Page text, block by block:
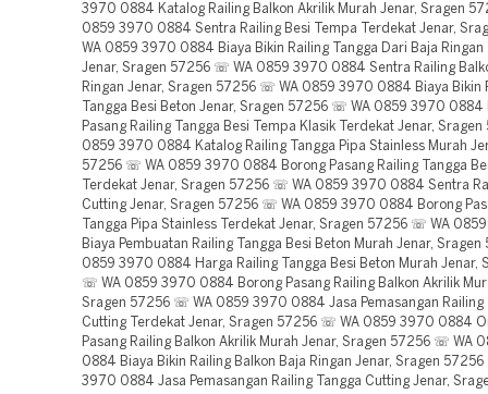
3970 0884 Katalog Railing Balkon Akrilik Murah Jenar, Sragen
0859 3970 0884 Sentra Railing Besi Tempa Terdekat Jenar,
WA 0859 3970 0884 Biaya Bikin Railing Tangga Dari Baja Ringan
Jenar, Sragen 57256 ☏ WA 0859 3970 0884 Sentra Railing
Ringan Jenar, Sragen 57256 ☏ WA 0859 3970 0884 Biaya Bikin
Tangga Besi Beton Jenar, Sragen 57256 ☏ WA 0859 3970 0884
Pasang Railing Tangga Besi Tempa Klasik Terdekat Jenar,
0859 3970 0884 Katalog Railing Tangga Pipa Stainless Murah
57256 ☏ WA 0859 3970 0884 Borong Pasang Railing Tangga
Terdekat Jenar, Sragen 57256 ☏ WA 0859 3970 0884 Sentra
Cutting Jenar, Sragen 57256 ☏ WA 0859 3970 0884 Borong
Tangga Pipa Stainless Terdekat Jenar, Sragen 57256 ☏ WA
Biaya Pembuatan Railing Tangga Besi Beton Murah Jenar,
0859 3970 0884 Harga Railing Tangga Besi Beton Murah Jenar,
☏ WA 0859 3970 0884 Borong Pasang Railing Balkon Akrilik
Sragen 57256 ☏ WA 0859 3970 0884 Jasa Pemasangan Railing
Cutting Terdekat Jenar, Sragen 57256 ☏ WA 0859 3970 0884
Pasang Railing Balkon Akrilik Murah Jenar, Sragen 57256 ☏ WA
0884 Biaya Bikin Railing Balkon Baja Ringan Jenar, Sragen
3970 0884 Jasa Pemasangan Railing Tangga Cutting Jenar,